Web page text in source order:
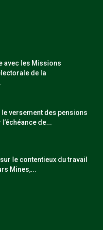
avec les Missions
de la
le versement des pensions
de...
le contentieux du travail
Mines,...